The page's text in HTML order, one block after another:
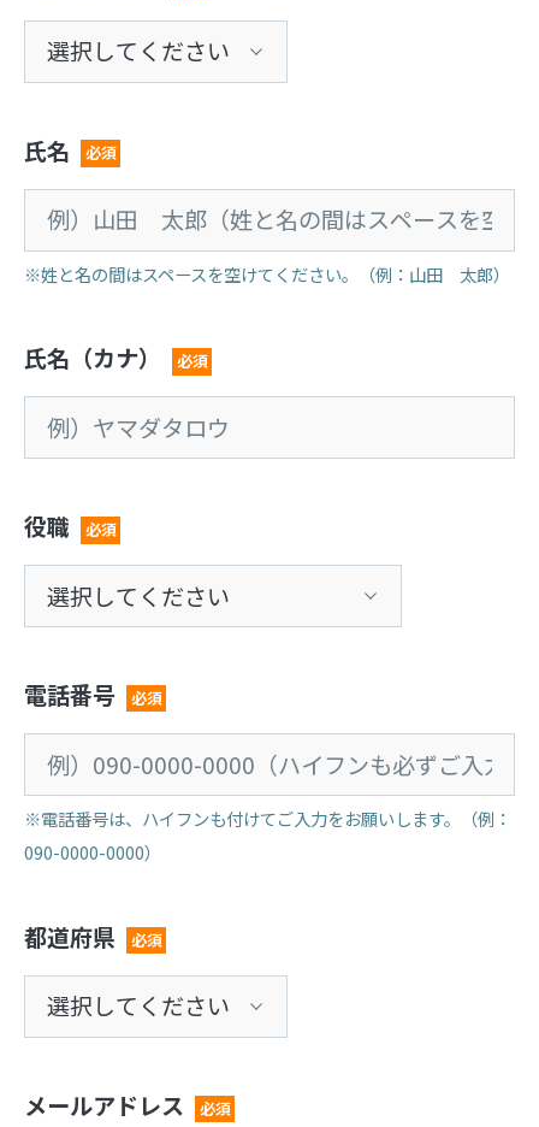
氏名 必須
※姓と名の間はスペースを空けてください。（例：山田 太郎）
氏名（カナ） 必須
役職 必須
電話番号 必須
※電話番号は、ハイフンも付けてご入力をお願いします。（例：
090-0000-0000）
都道府県 必須
メールアドレス 必須